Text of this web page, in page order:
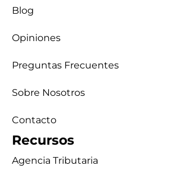
Blog
Opiniones
Preguntas Frecuentes
Sobre Nosotros
Contacto
Recursos
Agencia Tributaria